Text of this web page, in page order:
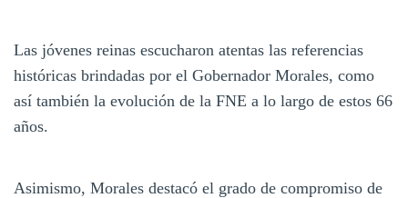
Las jóvenes reinas escucharon atentas las referencias
históricas brindadas por el Gobernador Morales, como
así también la evolución de la FNE a lo largo de estos 66
años.
Asimismo, Morales destacó el grado de compromiso de